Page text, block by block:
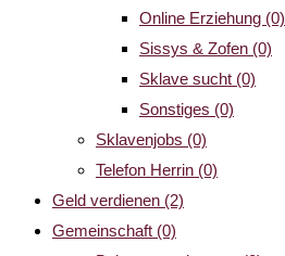
Online Erziehung (0)
Sissys & Zofen (0)
Sklave sucht (0)
Sonstiges (0)
Sklavenjobs (0)
Telefon Herrin (0)
Geld verdienen (2)
Gemeinschaft (0)